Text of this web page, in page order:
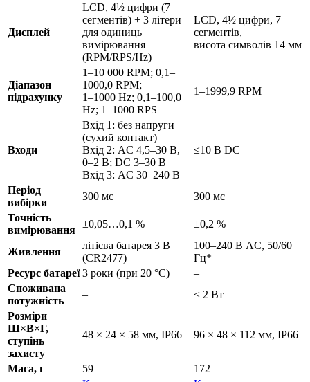
Дисплей
LCD, 4½ цифри (7
сегментів) + 3 літери
для одиниць
вимірювання
(RPM/RPS/Hz)
LCD, 4½ цифри, 7
сегментів,
висота символів 14 мм
Діапазон
підрахунку
1–10 000 RPM; 0,1–
1000,0 RPM;
1–1000 Hz; 0,1–100,0
Hz; 1–1000 RPS
1–1999,9 RPM
Входи
Вхід 1: без напруги
(сухий контакт)
Вхід 2: AC 4,5–30 В,
0–2 В; DC 3–30 В
Вхід 3: AC 30–240 В
≤10 В DС
Період
вибірки
300 мс
300 мс
Точність
вимірювання
±0,05…0,1 % ±0,2 %
Живлення
літієва батарея 3 В
(CR2477)
100–240 В AC, 50/60
Гц*
Ресурс батареї 3 роки (при 20 °С)
–
Споживана
потужність
–
≤ 2 Вт
Розміри
Ш×В×Г,
ступінь
захисту
48 × 24 × 58 мм, IP66 96 × 48 × 112 мм, IP66
Маса, г 59 172